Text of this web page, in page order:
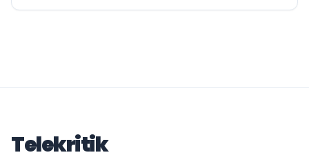
Telekritik